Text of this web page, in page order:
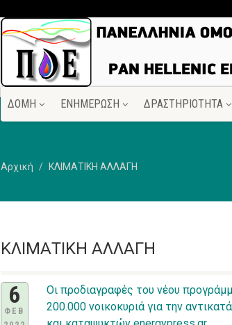
ΔΟΜΗ ΕΝΗΜΕΡΩΣΗ ΔΡΑΣΤΗΡΙΟΤΗΤΑ
Αρχική ΚΛΙΜΑΤΙΚΗ ΑΛΛΑΓΗ
ΚΛΙΜΑΤΙΚΗ ΑΛΛΑΓΗ
6
ΦΕΒ
Οι προδιαγραφές του νέου
200.000 νοικοκυριά για την